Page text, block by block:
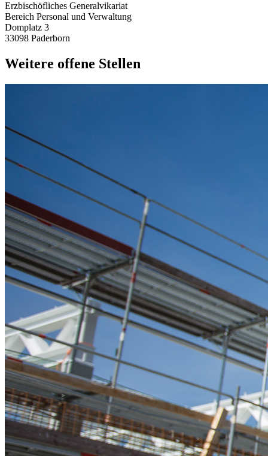
Erzbischöfliches Generalvikariat
Bereich Personal und Verwaltung
Domplatz 3
33098 Paderborn
Weitere offene Stellen